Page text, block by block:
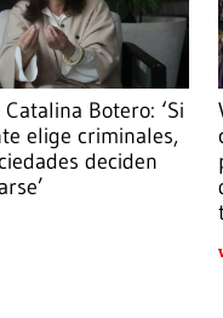
Catalina Botero: ‘Si
elige criminales,
deciden